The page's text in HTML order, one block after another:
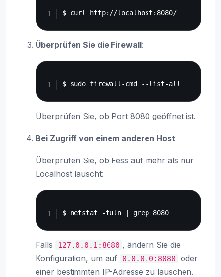
Überprüfen Sie die Firewall:
Überprüfen Sie, ob Port 8080 geöffnet ist.
Bei Zugriff von einem anderen Host
Überprüfen Sie, ob Fess auf mehr als nur
Localhost lauscht:
Falls 127.0.0.1:8080 , ändern Sie die
Konfiguration, um auf
0.0.0.0:8080
oder
einer bestimmten IP-Adresse zu lauschen.